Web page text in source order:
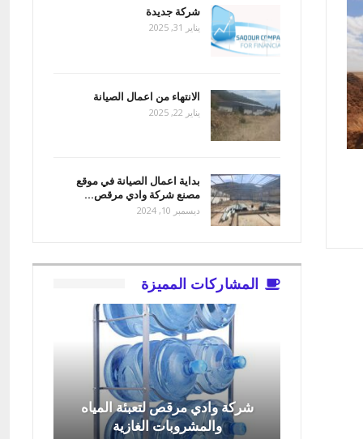
شركة جديدة
يناير 31, 2025
الانتهاء من اعمال الصيانة
يناير 22, 2025
بداية اعمال الصيانة في موقع
مصنع شركة وادي مرقص…
ديسمبر 10, 2024
المشاركات المميزة
شركة السحاب لاستيراد وتصدير
المواد الغذائية